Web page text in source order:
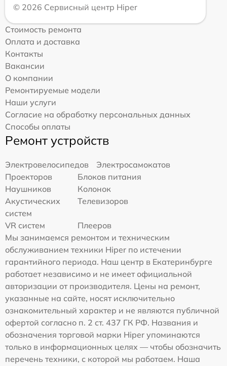
© 2026 Сервисный центр Hiper
Стоимость ремонта
Оплата и доставка
Контакты
Вакансии
О компании
Ремонтируемые модели
Наши услуги
Согласие на обработку персональных данных
Способы оплаты
Ремонт устройств
Электровелосипедов
Электросамокатов
Проекторов
Блоков питания
Наушников
Колонок
Акустических
систем
Телевизоров
VR систем
Плееров
Мы занимаемся ремонтом и техническим
обслуживанием техники Hiper по истечении
гарантийного периода. Наш центр в Екатеринбурге
работает независимо и не имеет официальной
авторизации от производителя. Цены на ремонт,
указанные на сайте, носят исключительно
ознакомительный характер и не являются публичной
офертой согласно п. 2 ст. 437 ГК РФ. Названия и
обозначения торговой марки Hiper упоминаются
только в информационных целях — чтобы обозначить
перечень техники, с которой мы работаем. Наша